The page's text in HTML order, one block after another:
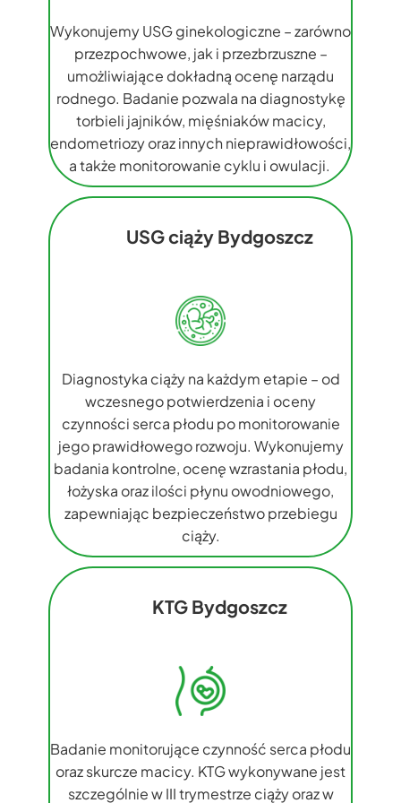
Wykonujemy USG ginekologiczne – zarówno
przezpochwowe, jak i przezbrzuszne –
umożliwiające dokładną ocenę narządu
rodnego. Badanie pozwala na diagnostykę
torbieli jajników, mięśniaków macicy,
endometriozy oraz innych nieprawidłowości,
a także monitorowanie cyklu i owulacji.
USG ciąży Bydgoszcz
Diagnostyka ciąży na każdym etapie – od
wczesnego potwierdzenia i oceny
czynności serca płodu po monitorowanie
jego prawidłowego rozwoju. Wykonujemy
badania kontrolne, ocenę wzrastania płodu,
łożyska oraz ilości płynu owodniowego,
zapewniając bezpieczeństwo przebiegu
ciąży.
KTG Bydgoszcz
Badanie monitorujące czynność serca płodu
oraz skurcze macicy. KTG wykonywane jest
szczególnie w III trymestrze ciąży oraz w